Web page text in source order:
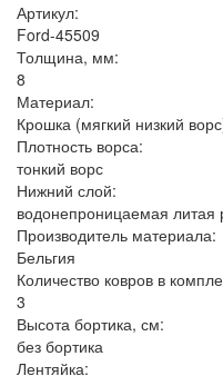
Артикул:
Ford-45509
Толщина, мм:
8
Материал:
Крошка (мягкий низкий
Плотность ворса:
тонкий ворс
Нижний слой:
водонепроницаемая
Производитель материала:
Бельгия
Количество ковров в
3
Высота бортика, см:
без бортика
Лентяйка: